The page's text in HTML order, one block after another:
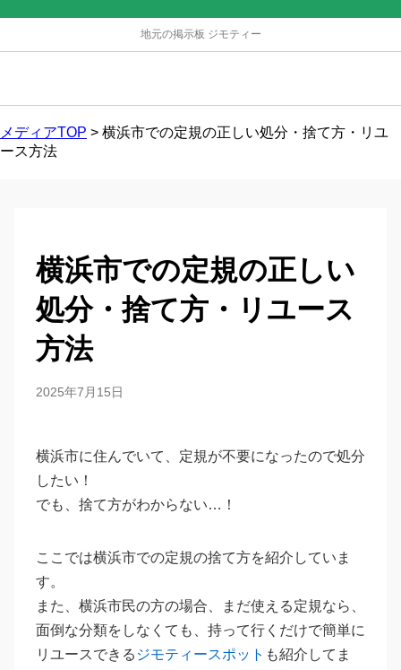
地元の掲示板 ジモティー
メディアTOP > 横浜市での定規の正しい処分・捨て方・リユ
ース方法
横浜市での定規の正しい
処分・捨て方・リユース
方法
2025年7月15日
横浜市に住んでいて、定規が不要になったので処分
したい！
でも、捨て方がわからない…！
ここでは横浜市での定規の捨て方を紹介していま
す。
また、横浜市民の方の場合、まだ使える定規なら、
面倒な分類をしなくても、持って行くだけで簡単に
リユースできる ジモティースポット も紹介してま